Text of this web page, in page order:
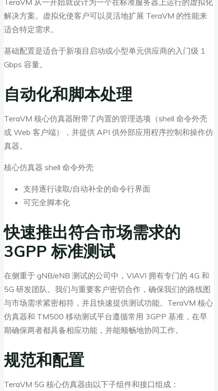
TeraVM 从一开始就设计为一个在标准服务器上运行的虚拟化
解决方案。虚拟化使客户可以灵活地扩展 TeraVM 的性能来
适合特定需求。
基础配置是适合于新项目启动或小型单元供应商的入门级 1
Gbps 容量。
自动化和脚本处理
TeraVM 核心仿真器附带了内置的管理选项（shell 命令外壳
或 Web 客户端），并提供 API 供外部应用程序控制和操作仿
真器。
核心仿真器 shell 命令外壳
支持逐行读取/自动补全的命令行界面
可完全脚本化
快速推出符合市场需求的
3GPP 标准测试
在侧重于 gNB/eNB 测试的公司中，VIAVI 拥有专门的 4G 和
5G 研发团队。我们与重要客户密切合作，确保我们的路线图
与市场需求紧密相符，并且快速提供测试功能。TeraVM 核心
仿真器和 TM500 移动测试平台遵循常用 3GPP 基准，在早
期确保两者都具备相应功能，并能顺畅地协同工作。
规范和配置
TeraVM 5G 核心仿真器由以下子组件和接口组成：